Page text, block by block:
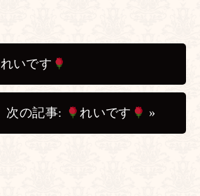
れいです
次の記事: れいです »